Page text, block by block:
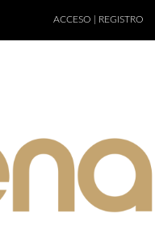
ACCESO | REGISTRO